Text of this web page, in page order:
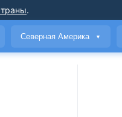
.
Северная Америка ▼